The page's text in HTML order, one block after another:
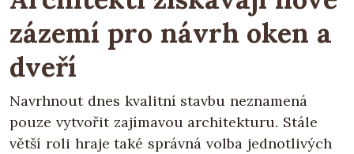
zázemí pro návrh oken a
dveří
Navrhnout dnes kvalitní stavbu neznamená
pouze vytvořit zajímavou architekturu. Stále
větší roli hraje také správná volba jednotlivých